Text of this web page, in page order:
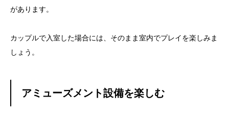
があります。
カップルで入室した場合には、そのまま室内でプレイを楽しみま
しょう。
アミューズメント設備を楽しむ